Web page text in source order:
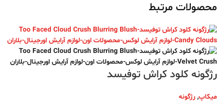
محصولات مرتبط
رژگونه کلود کراش توفیسد
میکاپ, رژگونه